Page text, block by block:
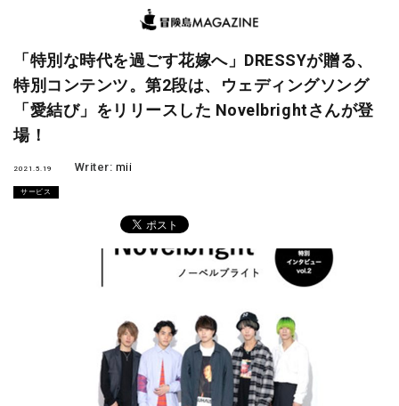
「特別な時代を過ごす花嫁へ」DRESSYが贈る、
特別コンテンツ。第2段は、ウェディングソング
「愛結び」をリリースした Novelbrightさんが登
場！
2021.5.19 Writer: mii
サービス